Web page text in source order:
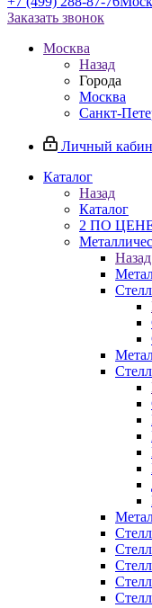
Заказать звонок
Москва
Назад
Города
Москва
Санкт-
Личный
Каталог
Назад
Каталог
2 ПО
Назад